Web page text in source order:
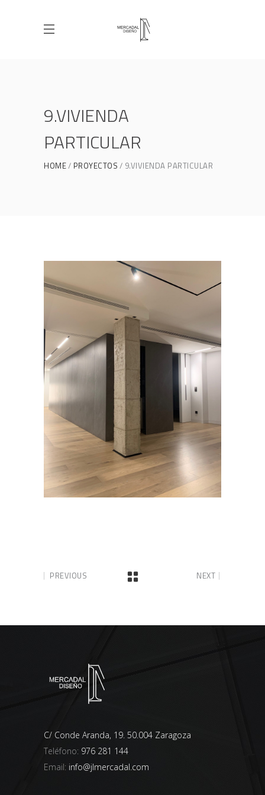
9.VIVIENDA
PARTICULAR
HOME PROYECTOS 9.VIVIENDA PARTICULAR
PREVIOUS NEXT
C/ Conde Aranda, 19. 50.004 Zaragoza
Teléfono: 976 281 144
Email: info@jlmercadal.com